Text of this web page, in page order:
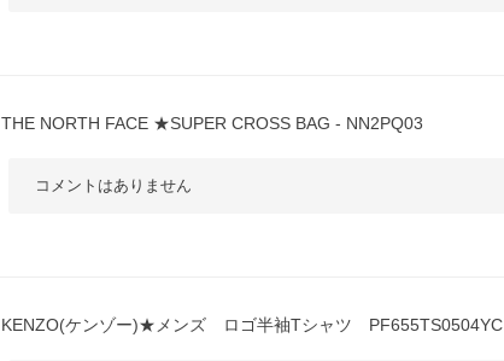
THE NORTH FACE ★SUPER CROSS BAG - NN2PQ03
コメントはありません
KENZO(ケンゾー)★メンズ ロゴ半袖Tシャツ PF655TS0504YC